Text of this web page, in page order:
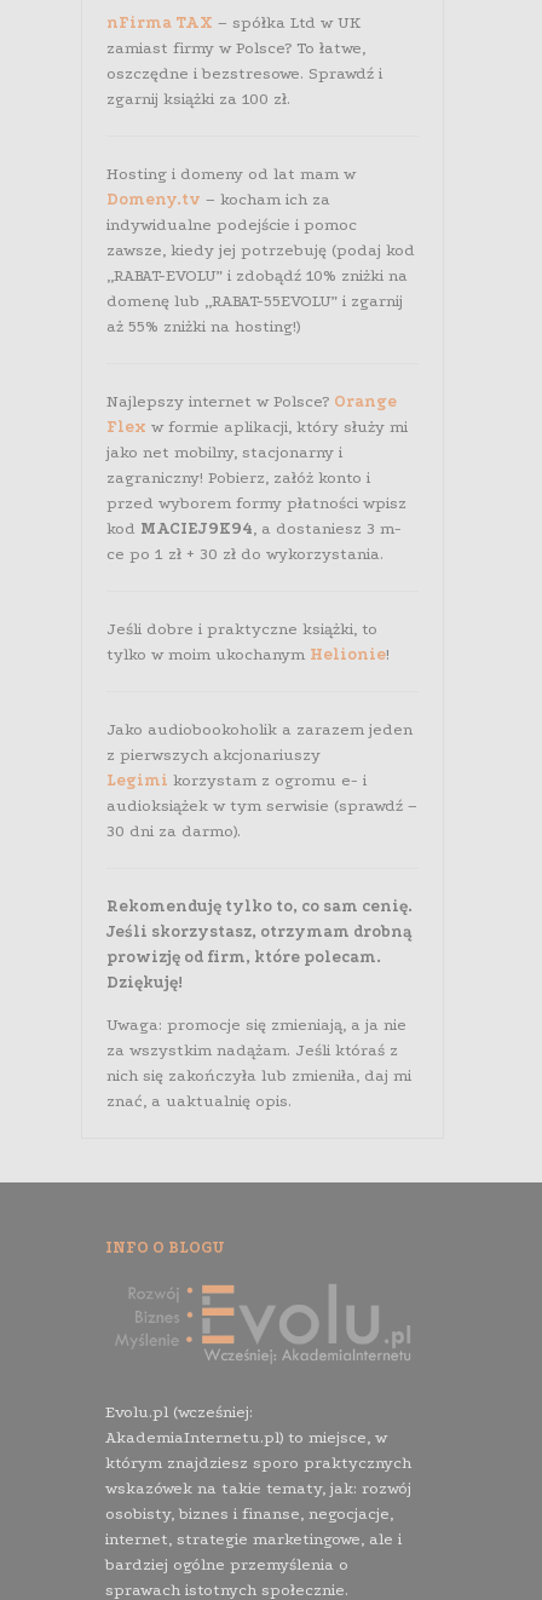
nFirma TAX – spółka Ltd w UK
zamiast firmy w Polsce? To łatwe,
oszczędne i bezstresowe. Sprawdź i
zgarnij książki za 100 zł.
Hosting i domeny od lat mam w
Domeny.tv – kocham ich za
indywidualne podejście i pomoc
zawsze, kiedy jej potrzebuję (podaj kod
„RABAT-EVOLU” i zdobądź 10% zniżki na
domenę lub „RABAT-55EVOLU” i zgarnij
aż 55% zniżki na hosting!)
Najlepszy internet w Polsce? Orange
Flex w formie aplikacji, który służy mi
jako net mobilny, stacjonarny i
zagraniczny! Pobierz, załóż konto i
przed wyborem formy płatności wpisz
kod MACIEJ9K94, a dostaniesz 3 m-
ce po 1 zł + 30 zł do wykorzystania.
Jeśli dobre i praktyczne książki, to
tylko w moim ukochanym Helionie!
Jako audiobookoholik a zarazem jeden
z pierwszych akcjonariuszy
Legimi korzystam z ogromu e- i
audioksiążek w tym serwisie (sprawdź –
30 dni za darmo).
Rekomenduję tylko to, co sam cenię.
Jeśli skorzystasz, otrzymam drobną
prowizję od firm, które polecam.
Dziękuję!
Uwaga: promocje się zmieniają, a ja nie
za wszystkim nadążam. Jeśli któraś z
nich się zakończyła lub zmieniła, daj mi
znać, a uaktualnię opis.
INFO O BLOGU
Evolu.pl (wcześniej:
AkademiaInternetu.pl) to miejsce, w
którym znajdziesz sporo praktycznych
wskazówek na takie tematy, jak: rozwój
osobisty, biznes i finanse, negocjacje,
internet, strategie marketingowe, ale i
bardziej ogólne przemyślenia o
sprawach istotnych społecznie.